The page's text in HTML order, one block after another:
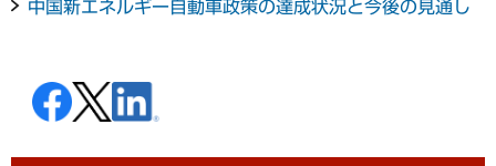
中国新エネルギー自動車政策の達成状況と今後の見通し